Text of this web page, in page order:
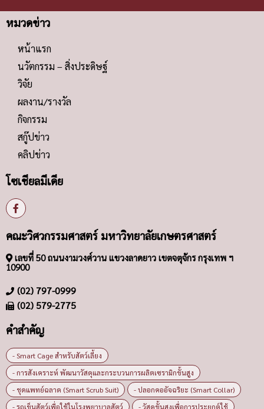
หมวดข่าว
หน้าแรก
นวัตกรรม – สิ่งประดิษฐ์
วิจัย
ผลงาน/รางวัล
กิจกรรม
สกู๊ปข่าว
คลิปข่าว
โซเชียลมีเดีย
คณะวิศวกรรมศาสตร์ มหาวิทยาลัยเกษตรศาสตร์
เลขที่ 50 ถนนงามวงศ์วาน แขวงลาดยาว เขตจตุจักร กรุงเทพ ฯ
10900
(02) 797-0999
(02) 579-2775
คำสำคัญ
- Smart Cage สำหรับสัตว์เลี้ยง
- การสังเคราะห์ พัฒนาวัสดุและกระบวนการผลิตเซรามิกขั้นสูง
- ชุดแพทย์ฉลาด (Smart Scrub Suit)
- ปลอกคออัจฉริยะ (Smart Collar)
- รถเข็นสัตว์เพื่อใช้ในโรงพยาบาลสัตว์
- วัสดุขั้นสูงเพื่อการประยุกต์ใช้